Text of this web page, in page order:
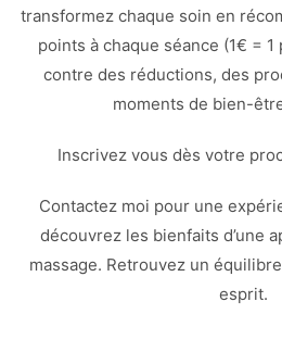
transformez chaque soin en
points à chaque séance (1€ =
contre des réductions, des
moments de bien-
Inscrivez vous dès votre
Contactez moi pour une
découvrez les bienfaits d’une
massage. Retrouvez un
esprit.